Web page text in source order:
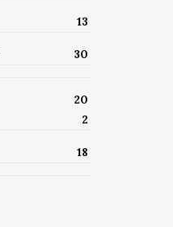
13
30
20
2
18